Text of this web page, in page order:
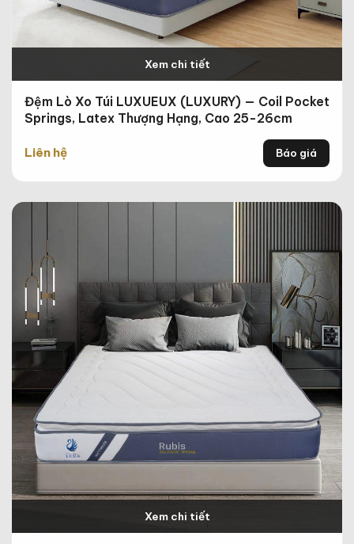
Xem chi tiết
Đệm Lò Xo Túi LUXUEUX (LUXURY) — Coil Pocket
Springs, Latex Thượng Hạng, Cao 25-26cm
Liên hệ Báo giá
Xem chi tiết